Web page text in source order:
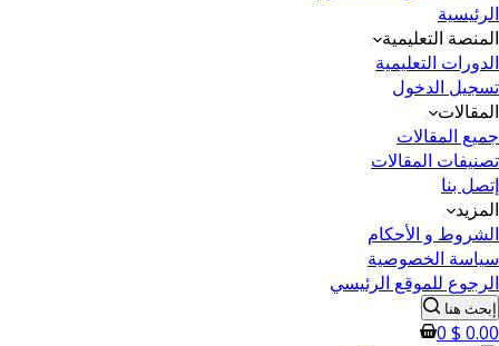
الرئيسية
المنصة التعليمية
الدورات التعليمية
تسجيل الدخول
المقالات
جميع المقالات
تصنيفات المقالات
إتصل بنا
المزيد
الشروط و الأحكام
سياسة الخصوصية
الرجوع للموقع الرئيسي
إبحث هنا
0.00
$
0